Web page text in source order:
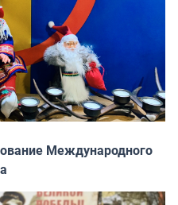
Международного